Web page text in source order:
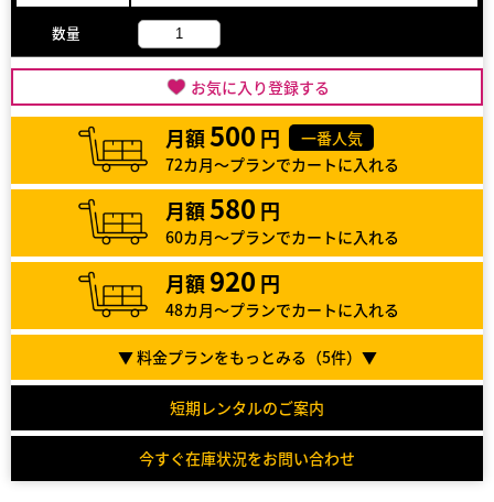
数量
お気に入り登録する
月額500 円
一番人気
72カ月～プランでカートに入れる
月額580 円
60カ月～プランでカートに入れる
月額 920 円
48カ月～プランでカートに入れる
▼ 料金プランをもっとみる（5件）▼
短期レンタルのご案内
今すぐ在庫状況をお問い合わせ